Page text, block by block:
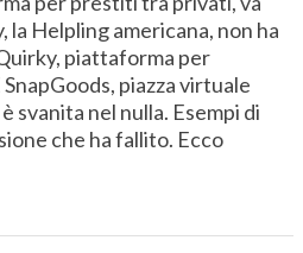
la Helpling americana, non ha
piattaforma per
piazza virtuale
svanita nel nulla. Esempi di
che ha fallito. Ecco